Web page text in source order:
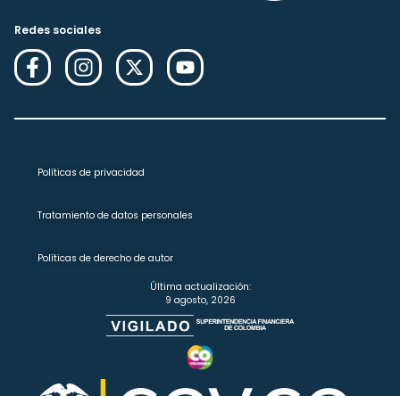
Redes sociales
Políticas de privacidad
Tratamiento de datos personales
Políticas de derecho de autor
Última actualización:
9 agosto, 2026